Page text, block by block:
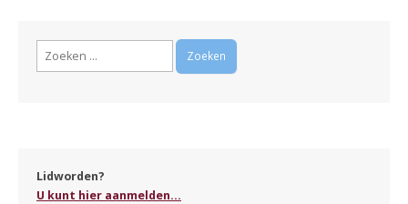
Zoeken
Lidworden?
U kunt hier aanmelden...